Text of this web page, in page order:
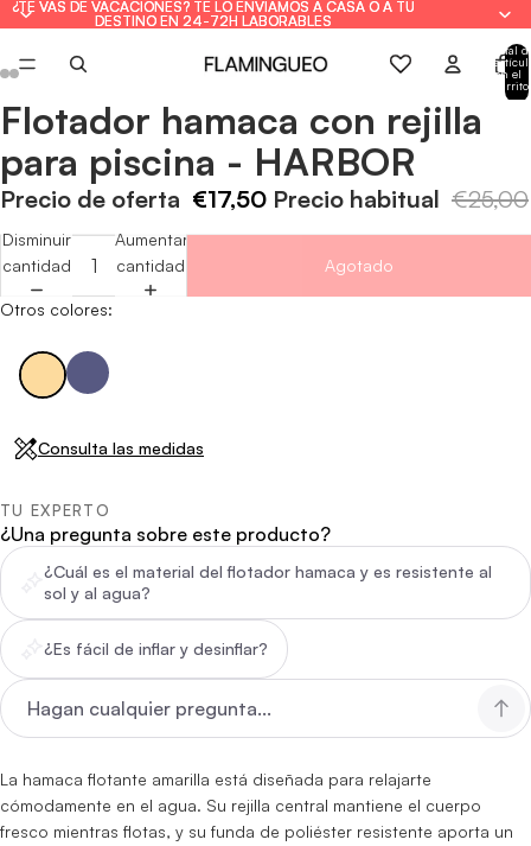
¿TE VAS DE VACACIONES? TE LO ENVIAMOS A CASA O A TU
DESTINO EN 24-72H LABORABLES
¿TE VAS DE VACACIONES? TE LO ENVIAMOS A CASA O A TU
DESTINO EN 24-72H LABORABLES
Total
en el
carrito:
Abrir
imagen
a
pantalla
Abrir
imagen
a
pantalla
Abrir
imagen
a
pantalla
Abrir
imagen
a
pantalla
Abrir
imagen
a
pantalla
Abrir
imagen
a
pantalla
Flotador hamaca con rejilla
para piscina - HARBOR
Precio de oferta €17,50 Precio habitual €25,00
Disminuir
cantidad
Aumentar
cantidad
Agotado
Otros colores:
Consulta las medidas
TU EXPERTO
¿Una pregunta sobre este producto?
¿Cuál es el material del flotador hamaca y es resistente al
sol y al agua?
¿Es fácil de inflar y desinflar?
La hamaca flotante amarilla está diseñada para relajarte
cómodamente en el agua. Su rejilla central mantiene el cuerpo
fresco mientras flotas, y su funda de poliéster resistente aporta un